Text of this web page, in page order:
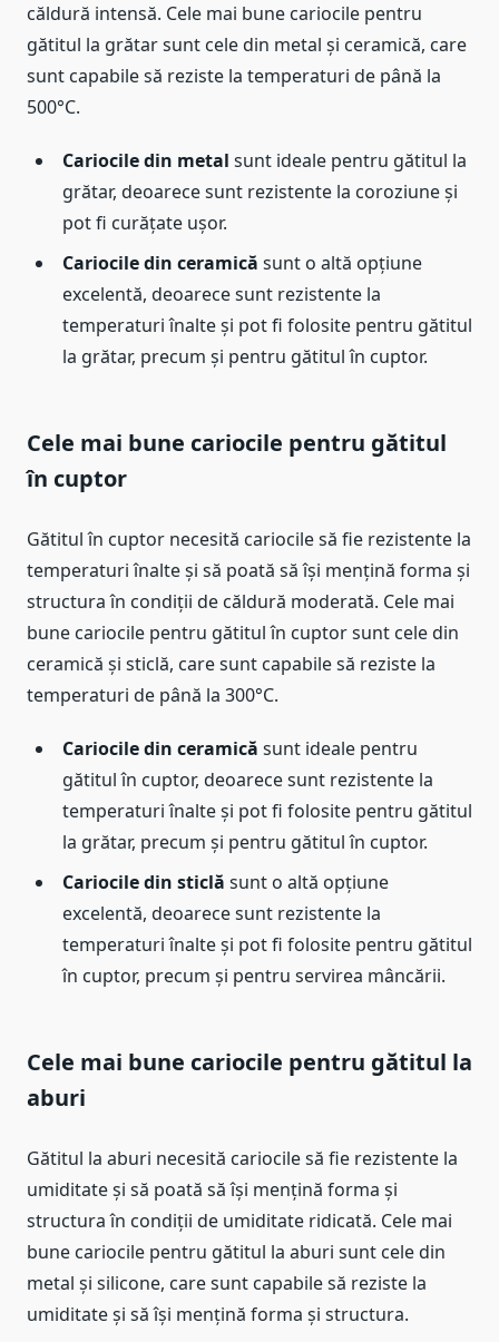
căldură intensă. Cele mai bune cariocile pentru
gătitul la grătar sunt cele din metal și ceramică, care
sunt capabile să reziste la temperaturi de până la
500°C.
Cariocile din metal sunt ideale pentru gătitul la
grătar, deoarece sunt rezistente la coroziune și
pot fi curățate ușor.
Cariocile din ceramică sunt o altă opțiune
excelentă, deoarece sunt rezistente la
temperaturi înalte și pot fi folosite pentru gătitul
la grătar, precum și pentru gătitul în cuptor.
Cele mai bune cariocile pentru gătitul
în cuptor
Gătitul în cuptor necesită cariocile să fie rezistente la
temperaturi înalte și să poată să își mențină forma și
structura în condiții de căldură moderată. Cele mai
bune cariocile pentru gătitul în cuptor sunt cele din
ceramică și sticlă, care sunt capabile să reziste la
temperaturi de până la 300°C.
Cariocile din ceramică sunt ideale pentru
gătitul în cuptor, deoarece sunt rezistente la
temperaturi înalte și pot fi folosite pentru gătitul
la grătar, precum și pentru gătitul în cuptor.
Cariocile din sticlă sunt o altă opțiune
excelentă, deoarece sunt rezistente la
temperaturi înalte și pot fi folosite pentru gătitul
în cuptor, precum și pentru servirea mâncării.
Cele mai bune cariocile pentru gătitul la
aburi
Gătitul la aburi necesită cariocile să fie rezistente la
umiditate și să poată să își mențină forma și
structura în condiții de umiditate ridicată. Cele mai
bune cariocile pentru gătitul la aburi sunt cele din
metal și silicone, care sunt capabile să reziste la
umiditate și să își mențină forma și structura.